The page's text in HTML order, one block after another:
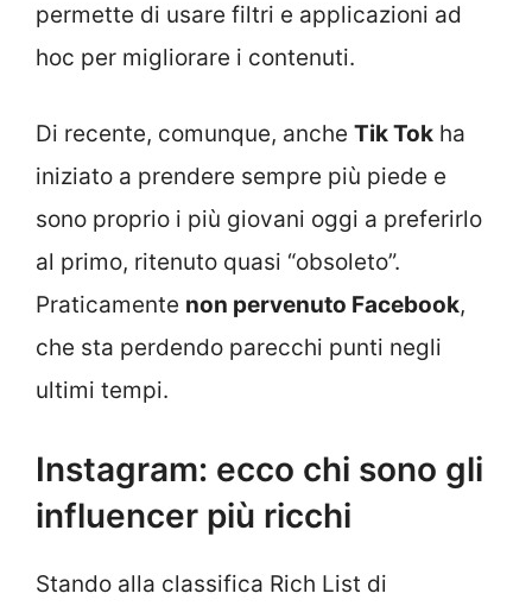
permette di usare filtri e applicazioni ad
hoc per migliorare i contenuti.
Di recente, comunque, anche Tik Tok ha
iniziato a prendere sempre più piede e
sono proprio i più giovani oggi a preferirlo
al primo, ritenuto quasi “obsoleto”.
Praticamente non pervenuto Facebook,
che sta perdendo parecchi punti negli
ultimi tempi.
Instagram: ecco chi sono gli
influencer più ricchi
Stando alla classifica Rich List di